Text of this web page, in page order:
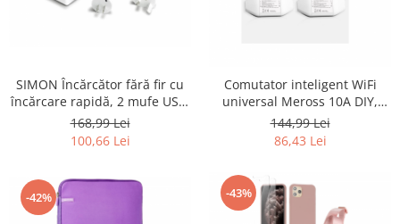
Servere, Componente & UPS
Accesorii antrenament
Accesorii Fitness
Accesorii sportive
Camping
Ciclism
SIMON Încărcător fără fir cu
încărcare rapidă, 2 mufe USB,
alb - RESIGILAT
168,99 Lei
100,66 Lei
Comutator inteligent WiFi
universal Meross 10A DIY,
telecomandă, 4 bucati -
RESIGILAT
144,99 Lei
86,43 Lei
-42% -43%